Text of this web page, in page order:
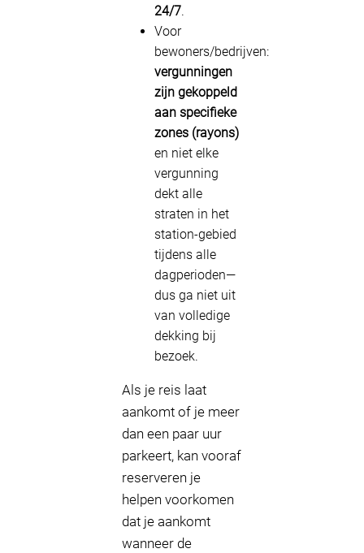
24/7.
Voor
bewoners/bedrijven:
vergunningen
zijn gekoppeld
aan specifieke
zones (rayons)
en niet elke
vergunning
dekt alle
straten in het
station-gebied
tijdens alle
dagperioden—
dus ga niet uit
van volledige
dekking bij
bezoek.
Als je reis laat
aankomt of je meer
dan een paar uur
parkeert, kan vooraf
reserveren je
helpen voorkomen
dat je aankomt
wanneer de